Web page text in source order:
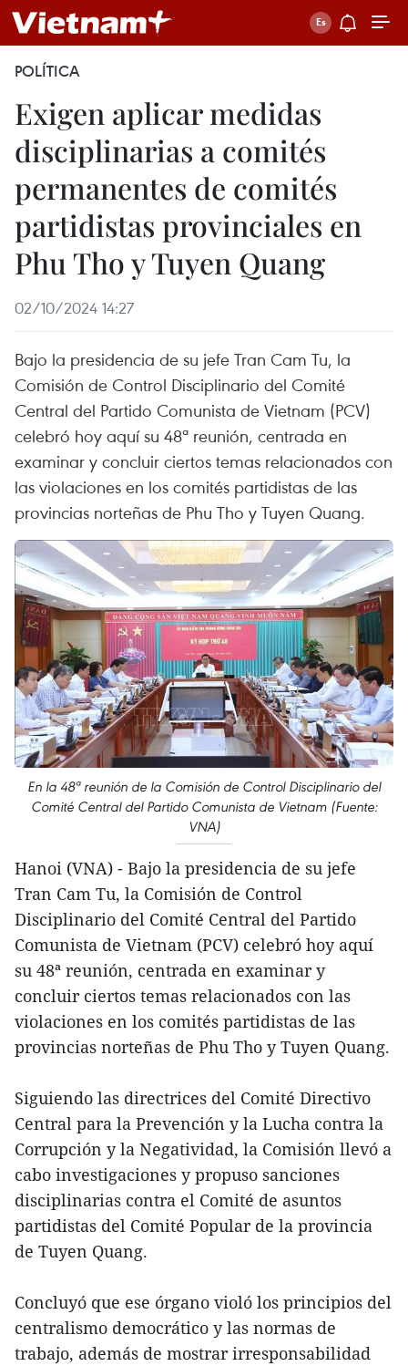
POLÍTICA
Exigen aplicar medidas
disciplinarias a comités
permanentes de comités
partidistas provinciales en
Phu Tho y Tuyen Quang
02/10/2024 14:27
Bajo la presidencia de su jefe Tran Cam Tu, la
Comisión de Control Disciplinario del Comité
Central del Partido Comunista de Vietnam (PCV)
celebró hoy aquí su 48ª reunión, centrada en
examinar y concluir ciertos temas relacionados con
las violaciones en los comités partidistas de las
provincias norteñas de Phu Tho y Tuyen Quang.
En la 48ª reunión de la Comisión de Control Disciplinario del
Comité Central del Partido Comunista de Vietnam (Fuente:
VNA)
Hanoi (VNA) - Bajo la presidencia de su jefe
Tran Cam Tu, la Comisión de Control
Disciplinario del Comité Central del Partido
Comunista de Vietnam (PCV) celebró hoy aquí
su 48ª reunión, centrada en examinar y
concluir ciertos temas relacionados con las
violaciones en los comités partidistas de las
provincias norteñas de Phu Tho y Tuyen Quang.
Siguiendo las directrices del Comité Directivo
Central para la Prevención y la Lucha contra la
Corrupción y la Negatividad, la Comisión llevó a
cabo investigaciones y propuso sanciones
disciplinarias contra el Comité de asuntos
partidistas del Comité Popular de la provincia
de Tuyen Quang.
Concluyó que ese órgano violó los principios del
centralismo democrático y las normas de
trabajo, además de mostrar irresponsabilidad